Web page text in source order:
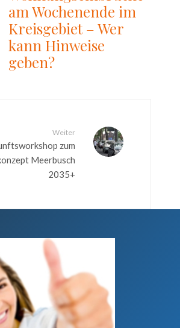
am Wochenende im
Kreisgebiet – Wer
kann Hinweise
geben?
Weiter
zum
Meerbusch
2035+